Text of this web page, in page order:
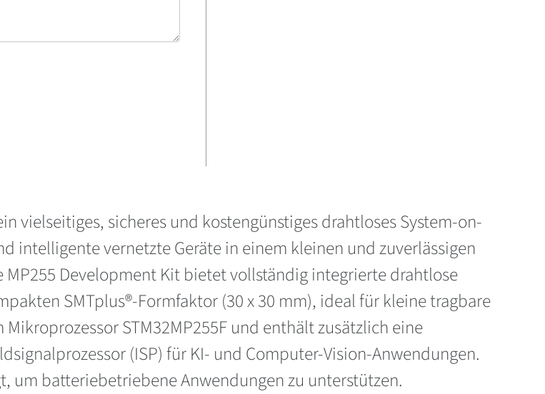
vielseitiges, sicheres und kostengünstiges drahtloses System-on-
intelligente vernetzte Geräte in einem kleinen und zuverlässigen
Development Kit bietet vollständig integrierte drahtlose
SMTplus®-Formfaktor (30 x 30 mm), ideal für kleine tragbare
STM32MP255F und enthält zusätzlich eine
(ISP) für KI- und Computer-Vision-Anwendungen.
um batteriebetriebene Anwendungen zu unterstützen.